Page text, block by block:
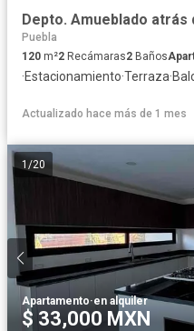
Puebla
120 m²2 Recámaras2 Baños
·Estacionamiento·Terraza·
Actualizado hace más de 1 mes
1 /20
Apartamento·en alquiler
$ 33,000 MXN